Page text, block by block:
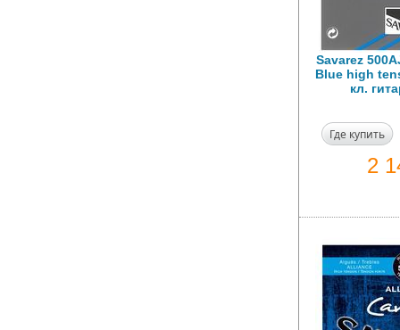
Savarez
Blue high
кл.
Где купить
2